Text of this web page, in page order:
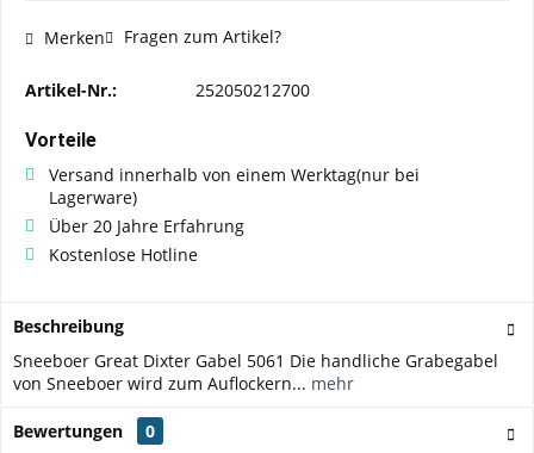
Merken Fragen zum Artikel?
Artikel-Nr.: 252050212700
Vorteile
Versand innerhalb von einem Werktag(nur bei
Lagerware)
Über 20 Jahre Erfahrung
Kostenlose Hotline
Beschreibung
Sneeboer Great Dixter Gabel 5061 Die handliche Grabegabel
von Sneeboer wird zum Auflockern... mehr
Bewertungen
0